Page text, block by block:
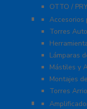
OTTO /
Torres y
Accesorios
Torres
Lámparas
Mástiles y
Montajes
Torres
Cobertura